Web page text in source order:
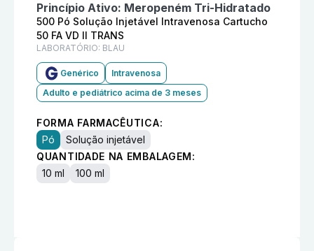
Princípio Ativo: Meropeném Tri-Hidratado
500 Pó Solução Injetável Intravenosa Cartucho
50 FA VD II TRANS
LABORATÓRIO: BLAU
Genérico
Intravenosa
Adulto e pediátrico acima de 3 meses
FORMA FARMACÊUTICA:
Pó
Solução injetável
QUANTIDADE NA EMBALAGEM:
10 ml
100 ml